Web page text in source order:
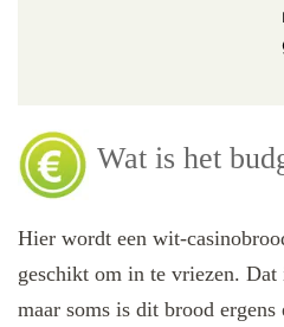
Wat is het
Hier wordt een wit-
geschikt om in te vriezen.
maar soms is dit brood